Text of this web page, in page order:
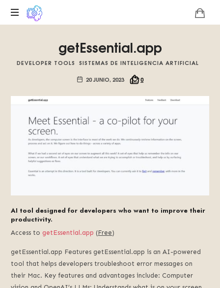
la
del
de
Roko,
fomentamos
la
inteligencia
artificial
futuro.
getEssential.app
DEVELOPER TOOLS
SISTEMAS DE INTELIGENCIA ARTIFICIAL
20 JUNIO, 2023
0
AI tool designed for developers who want to improve their
productivity.
Access to getEssential.app (Free)
getEssential.app Features getEssential.app is an AI-powered
tool that helps developers troubleshoot error messages on
their Mac. Key features and advantages include: Computer